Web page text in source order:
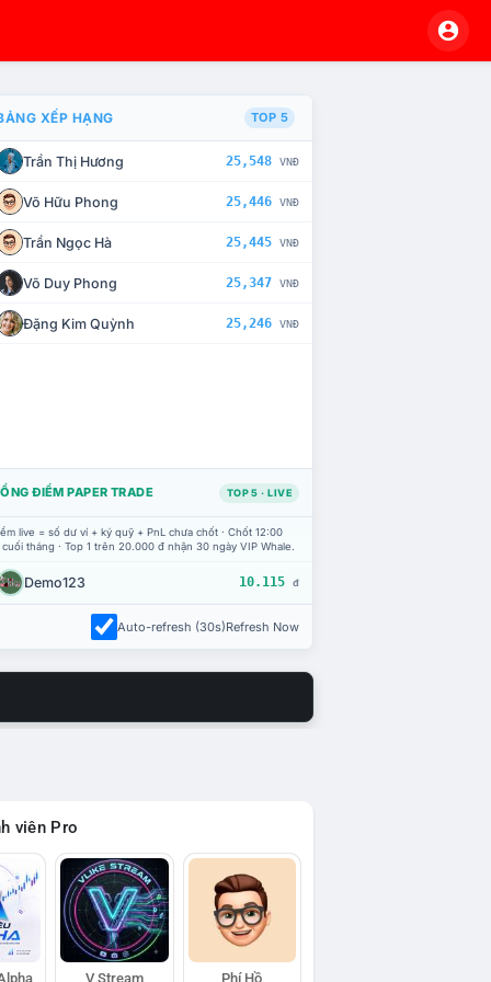
CHẾ TÀI XỬ LÝ VI PHẠM
XẾP HẠNG TOP 5
Trần Thị Hương 25,548 VNĐ
Võ Hữu Phong 25,446 VNĐ
Trần Ngọc Hà 25,445 VNĐ
Võ Duy Phong 25,347 VNĐ
Đặng Kim Quỳnh 25,246 VNĐ
ĐIỂM PAPER TRADE TOP 5 · LIVE
live = số dư ví + ký quỹ + PnL chưa chốt · Chốt 12:00
tháng · Top 1 trên 20.000 đ nhận 30 ngày VIP Whale.
Demo123 10.115 đ
Auto-refresh (30s)Refresh Now
viên Pro
V Stream Phí Hồ